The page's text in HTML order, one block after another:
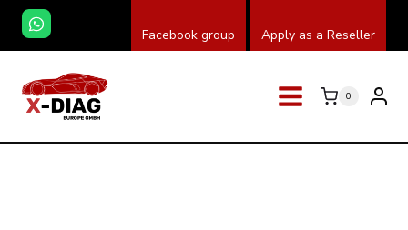
Zum
Inhalt
springen
Facebook group Apply as a Reseller
0